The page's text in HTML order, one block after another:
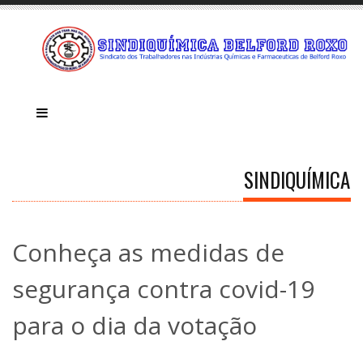
SINDIQUÍMICA
Conheça as medidas de
segurança contra covid-19
para o dia da votação